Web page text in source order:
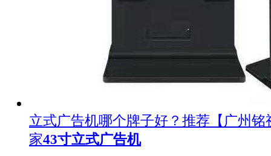
立式广告机哪个牌子好？推荐【广州铭
家43寸立式广告机